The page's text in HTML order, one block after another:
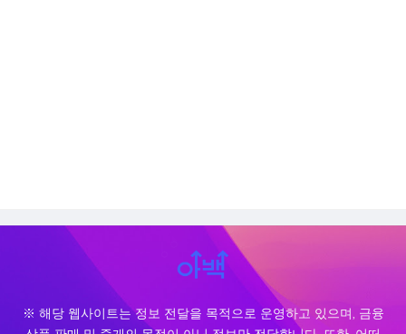
※ 해당 웹사이트는 정보 전달을 목적으로 운영하고 있으며, 금융